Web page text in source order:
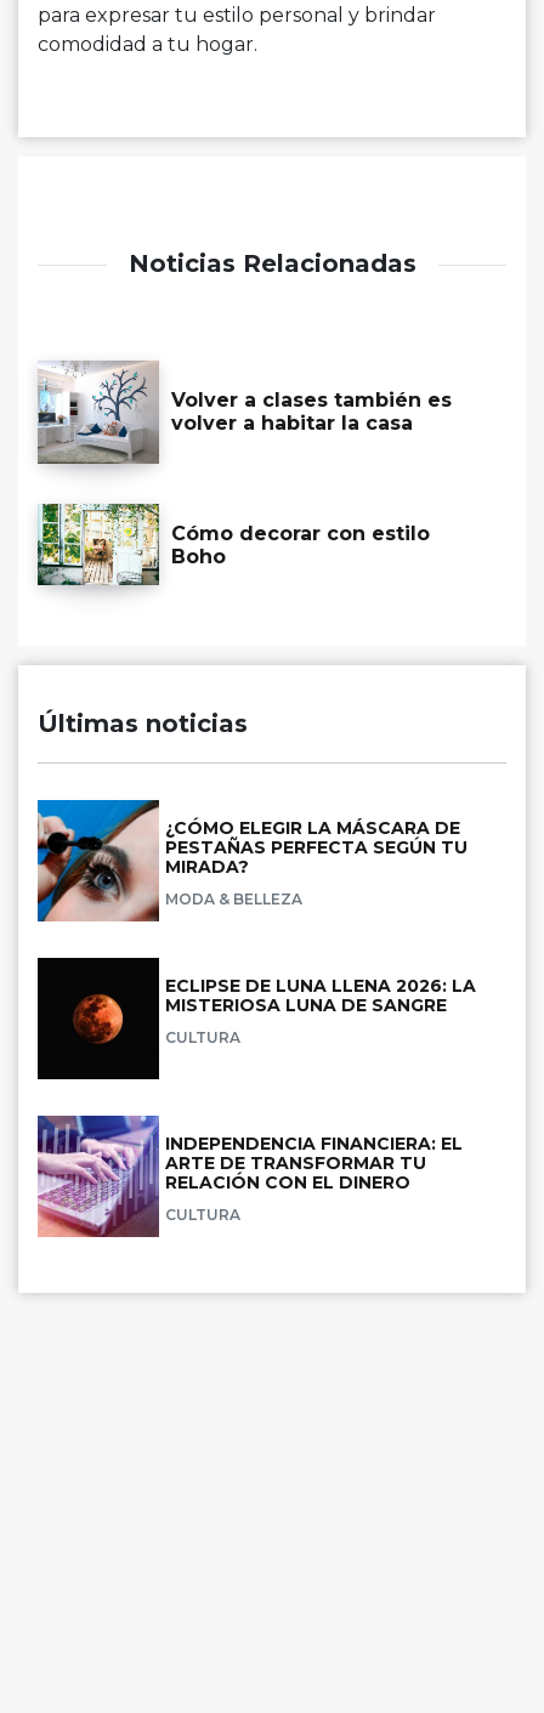
para expresar tu estilo personal y brindar
comodidad a tu hogar.
Noticias Relacionadas
Volver a clases también es
volver a habitar la casa
Cómo decorar con estilo
Boho
Últimas noticias
¿CÓMO ELEGIR LA MÁSCARA DE
PESTAÑAS PERFECTA SEGÚN TU
MIRADA?
MODA & BELLEZA
ECLIPSE DE LUNA LLENA 2026: LA
MISTERIOSA LUNA DE SANGRE
CULTURA
INDEPENDENCIA FINANCIERA: EL
ARTE DE TRANSFORMAR TU
RELACIÓN CON EL DINERO
CULTURA